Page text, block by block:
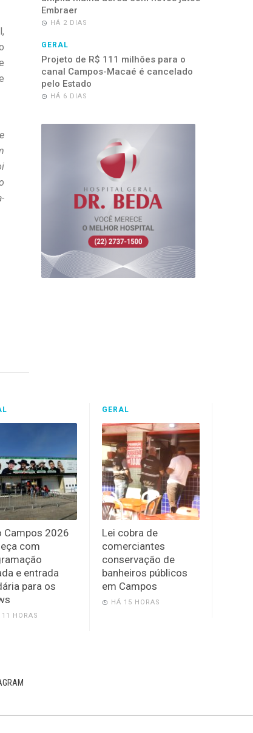
Embraer
HÁ 2 DIAS
GERAL
Projeto de R$ 111 milhões para o
canal Campos-Macaé é cancelado
pelo Estado
HÁ 6 DIAS
Campos 2026
com
e entrada
para os
11 HORAS
GERAL
Lei cobra de
comerciantes
conservação de
banheiros públicos
em Campos
HÁ 15 HORAS